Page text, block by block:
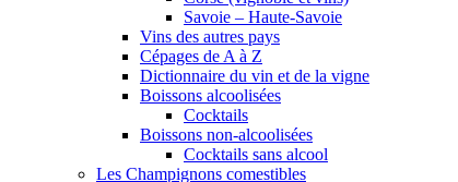
Savoie – Haute-Savoie
Vins des autres pays
Cépages de A à Z
Dictionnaire du vin et de la vigne
Boissons alcoolisées
Cocktails
Boissons non-alcoolisées
Cocktails sans alcool
Les Champignons comestibles